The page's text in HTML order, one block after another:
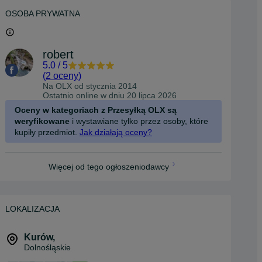
OSOBA PRYWATNA
robert
5.0 / 5
(2 oceny)
Na OLX od stycznia 2014
Ostatnio online w dniu 20 lipca 2026
Oceny w kategoriach z Przesyłką OLX są
weryfikowane i wystawiane tylko przez osoby, które
kupiły przedmiot. Jak działają oceny?
Więcej od tego ogłoszeniodawcy
LOKALIZACJA
Kurów,
Dolnośląskie